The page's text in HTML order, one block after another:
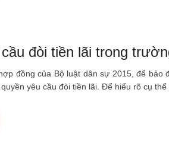
đòi tiền lãi trong
đồng của Bộ luật dân sự 2015, để
yêu cầu đòi tiền lãi. Để hiểu rõ cụ